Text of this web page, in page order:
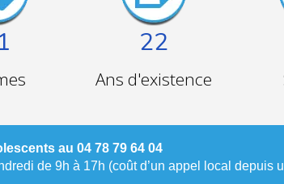
22
Ans d'existence
au 04 78 79 64 04
de 9h à 17h (coût d’un appel local depuis